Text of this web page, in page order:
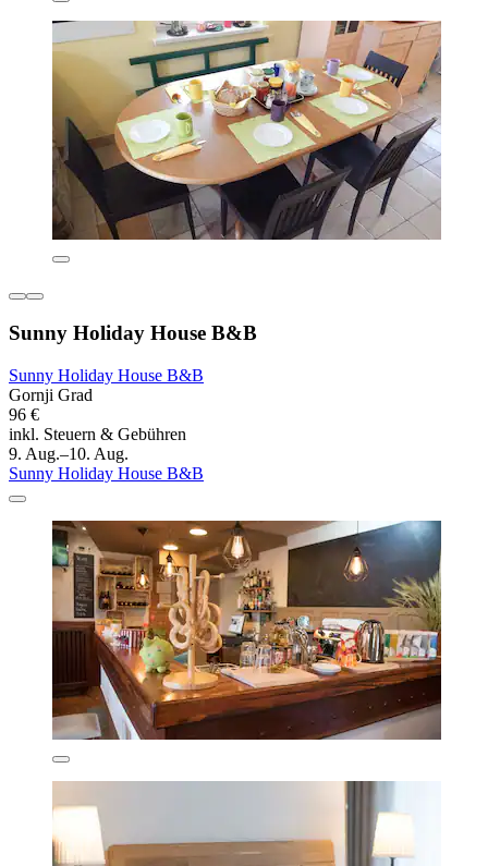
Sunny Holiday House B&B
Sunny Holiday House B&B
Gornji Grad
96 €
inkl. Steuern & Gebühren
9. Aug.–10. Aug.
Sunny Holiday House B&B